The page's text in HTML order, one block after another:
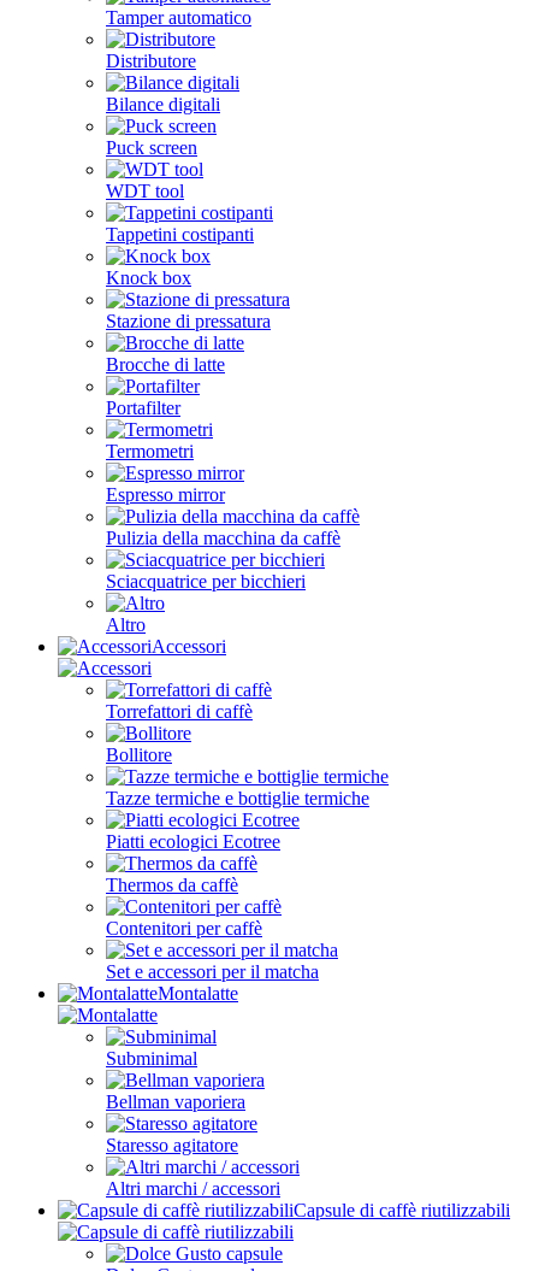
Tamper automatico
Distributore
Bilance digitali
Puck screen
WDT tool
Tappetini costipanti
Knock box
Stazione di pressatura
Brocche di latte
Portafilter
Termometri
Espresso mirror
Pulizia della macchina da caffè
Sciacquatrice per bicchieri
Altro
Accessori
Torrefattori di caffè
Bollitore
Tazze termiche e bottiglie termiche
Piatti ecologici Ecotree
Thermos da caffè
Contenitori per caffè
Set e accessori per il matcha
Montalatte
Subminimal
Bellman vaporiera
Staresso agitatore
Altri marchi / accessori
Capsule di caffè riutilizzabili